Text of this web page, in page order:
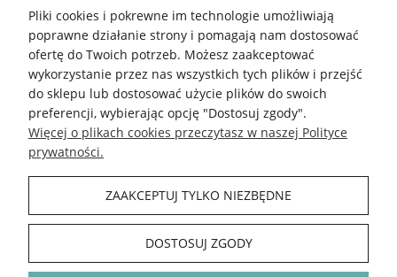
DO KOSZYKA DO KOSZYKA
Pliki cookies i pokrewne im technologie umożliwiają
poprawne działanie strony i pomagają nam dostosować
ofertę do Twoich potrzeb. Możesz zaakceptować
wykorzystanie przez nas wszystkich tych plików i przejść
do sklepu lub dostosować użycie plików do swoich
preferencji, wybierając opcję "Dostosuj zgody".
Więcej o plikach cookies przeczytasz w naszej Polityce
prywatności.
ZAAKCEPTUJ TYLKO NIEZBĘDNE
DOSTOSUJ ZGODY